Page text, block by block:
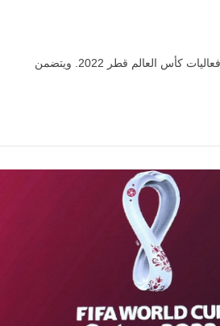
دشنت وزارة الأوقاف والشؤون الإسلامية في قطر جناحا للتعريف بالإسلام وتعاليمه أثناء فعاليات كأس العالم قطر 2022. ويتضمن